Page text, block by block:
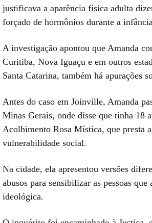
justificava a aparência física adulta
forçado de hormônios durante a
A investigação apontou que Amanda
Curitiba, Nova Iguaçu e em outros
Santa Catarina, também há apurações
Antes do caso em Joinville, Amanda
Minas Gerais, onde disse que tinha 18
Acolhimento Rosa Mística, que presta
vulnerabilidade social.
Na cidade, ela apresentou versões
abusos para sensibilizar as pessoas
ideológica.